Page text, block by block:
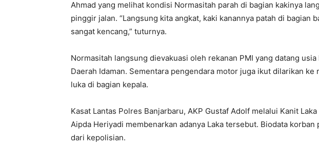
Ahmad yang melihat kondisi Normasitah parah di bagian kakinya
pinggir jalan. “Langsung kita angkat, kaki kanannya patah di bagian
sangat kencang,” tuturnya.
Normasitah langsung dievakuasi oleh rekanan PMI yang datang
Daerah Idaman. Sementara pengendara motor juga ikut dilarikan
luka di bagian kepala.
Kasat Lantas Polres Banjarbaru, AKP Gustaf Adolf melalui Kanit
Aipda Heriyadi membenarkan adanya Laka tersebut. Biodata
dari kepolisian.